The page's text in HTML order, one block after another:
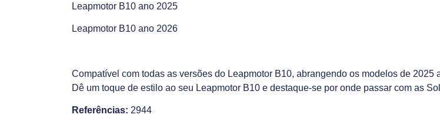
Leapmotor B10 ano 2025
Leapmotor B10 ano 2026
Compatível com todas as versões do Leapmotor B10, abrangendo os modelos de 2025
Dê um toque de estilo ao seu Leapmotor B10 e destaque-se por onde passar com as
Referências: 2944